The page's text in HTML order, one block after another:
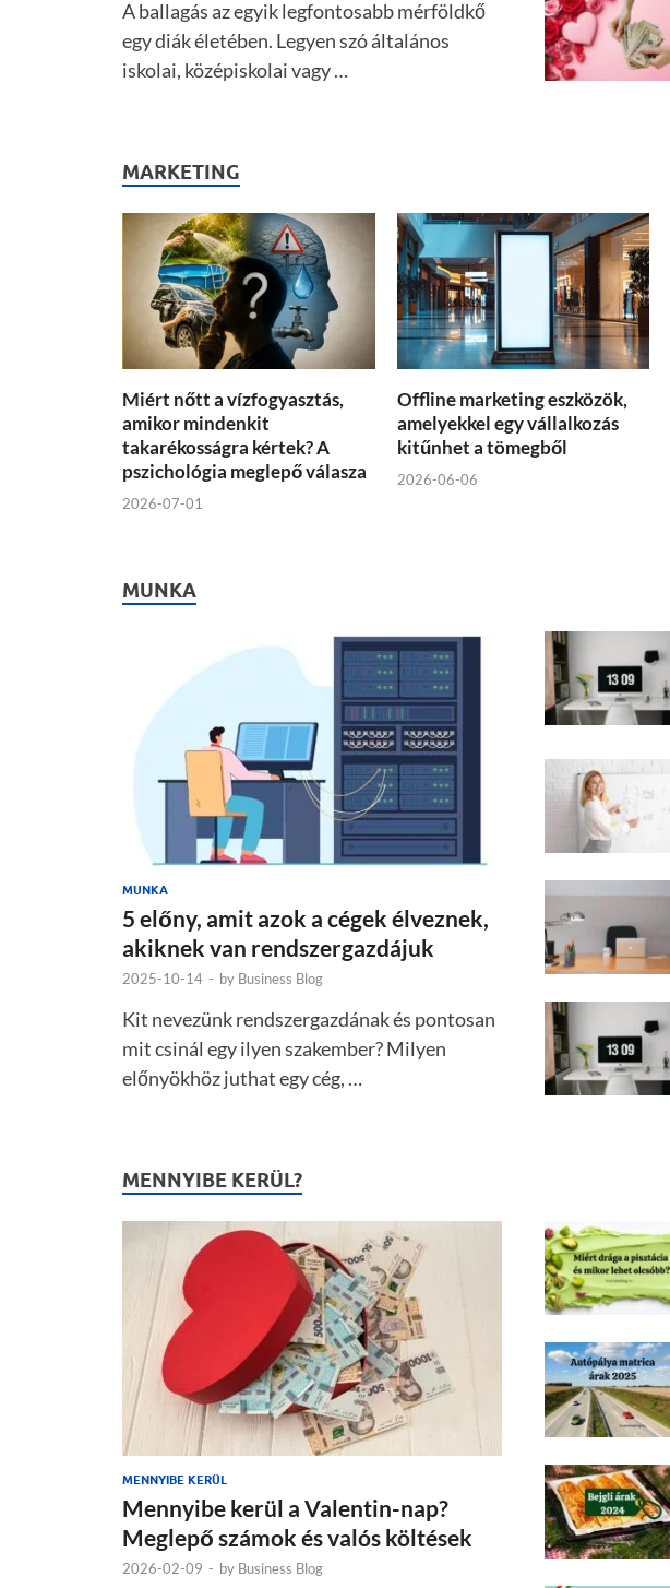
A ballagás az egyik legfontosabb mérföldkő
egy diák életében. Legyen szó általános
iskolai, középiskolai vagy …
MARKETING
Miért nőtt a vízfogyasztás,
amikor mindenkit
takarékosságra kértek? A
pszichológia meglepő válasza
2026-07-01
Offline marketing eszközök,
amelyekkel egy vállalkozás
kitűnhet a tömegből
2026-06-06
MUNKA
MUNKA
5 előny, amit azok a cégek élveznek,
akiknek van rendszergazdájuk
2025-10-14 - by Business Blog
Kit nevezünk rendszergazdának és pontosan
mit csinál egy ilyen szakember? Milyen
előnyökhöz juthat egy cég, …
MENNYIBE KERÜL?
MENNYIBE KERÜL
Mennyibe kerül a Valentin-nap?
Meglepő számok és valós költések
2026-02-09 - by Business Blog